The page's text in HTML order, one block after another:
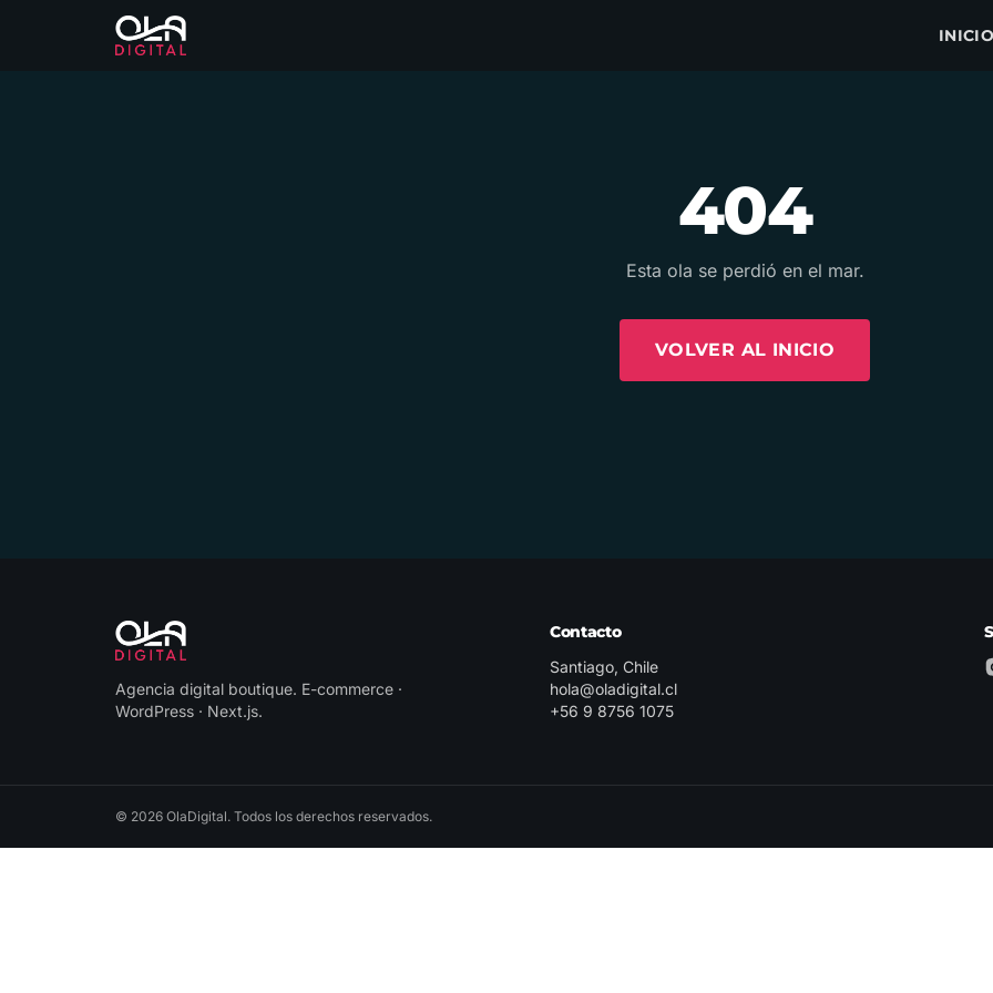
404
Esta ola se perdió en el mar.
VOLVER AL INICIO
Agencia digital boutique. E-commerce ·
WordPress · Next.js.
Contacto
Santiago, Chile
hola@oladigital.cl
+56 9 8756 1075
© 2026 OlaDigital. Todos los derechos reservados.